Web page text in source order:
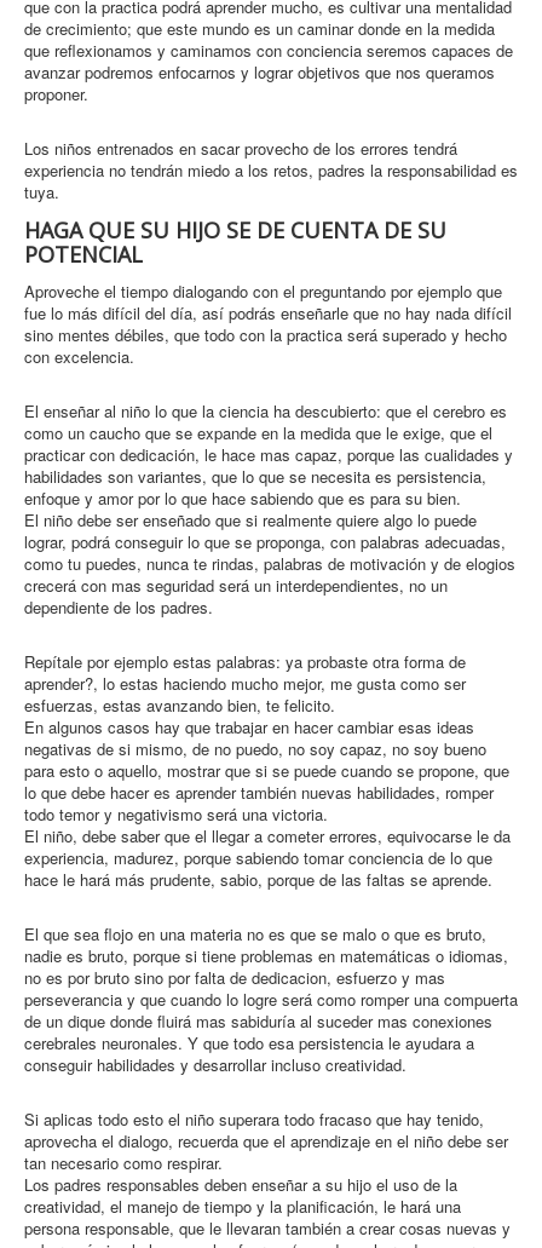
que con la practica podrá aprender mucho, es cultivar una mentalidad
de crecimiento; que este mundo es un caminar donde en la medida
que reflexionamos y caminamos con conciencia seremos capaces de
avanzar podremos enfocarnos y lograr objetivos que nos queramos
proponer.
Los niños entrenados en sacar provecho de los errores tendrá
experiencia no tendrán miedo a los retos, padres la responsabilidad es
tuya.
HAGA QUE SU HIJO SE DE CUENTA DE SU
POTENCIAL
Aproveche el tiempo dialogando con el preguntando por ejemplo que
fue lo más difícil del día, así podrás enseñarle que no hay nada difícil
sino mentes débiles, que todo con la practica será superado y hecho
con excelencia.
El enseñar al niño lo que la ciencia ha descubierto: que el cerebro es
como un caucho que se expande en la medida que le exige, que el
practicar con dedicación, le hace mas capaz, porque las cualidades y
habilidades son variantes, que lo que se necesita es persistencia,
enfoque y amor por lo que hace sabiendo que es para su bien.
El niño debe ser enseñado que si realmente quiere algo lo puede
lograr, podrá conseguir lo que se proponga, con palabras adecuadas,
como tu puedes, nunca te rindas, palabras de motivación y de elogios
crecerá con mas seguridad será un interdependientes, no un
dependiente de los padres.
Repítale por ejemplo estas palabras: ya probaste otra forma de
aprender?, lo estas haciendo mucho mejor, me gusta como ser
esfuerzas, estas avanzando bien, te felicito.
En algunos casos hay que trabajar en hacer cambiar esas ideas
negativas de si mismo, de no puedo, no soy capaz, no soy bueno
para esto o aquello, mostrar que si se puede cuando se propone, que
lo que debe hacer es aprender también nuevas habilidades, romper
todo temor y negativismo será una victoria.
El niño, debe saber que el llegar a cometer errores, equivocarse le da
experiencia, madurez, porque sabiendo tomar conciencia de lo que
hace le hará más prudente, sabio, porque de las faltas se aprende.
El que sea flojo en una materia no es que se malo o que es bruto,
nadie es bruto, porque si tiene problemas en matemáticas o idiomas,
no es por bruto sino por falta de dedicacion, esfuerzo y mas
perseverancia y que cuando lo logre será como romper una compuerta
de un dique donde fluirá mas sabiduría al suceder mas conexiones
cerebrales neuronales. Y que todo esa persistencia le ayudara a
conseguir habilidades y desarrollar incluso creatividad.
Si aplicas todo esto el niño superara todo fracaso que hay tenido,
aprovecha el dialogo, recuerda que el aprendizaje en el niño debe ser
tan necesario como respirar.
Los padres responsables deben enseñar a su hijo el uso de la
creatividad, el manejo de tiempo y la planificación, le hará una
persona responsable, que le llevaran también a crear cosas nuevas y